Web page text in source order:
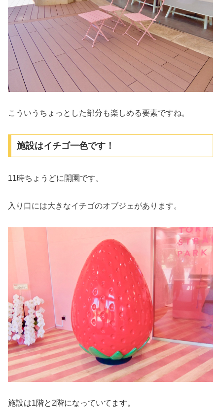
こういうちょっとした部分も楽しめる要素ですね。
施設はイチゴ一色です！
11時ちょうどに開園です。
入り口には大きなイチゴのオブジェがあります。
施設は1階と2階になっていてます。